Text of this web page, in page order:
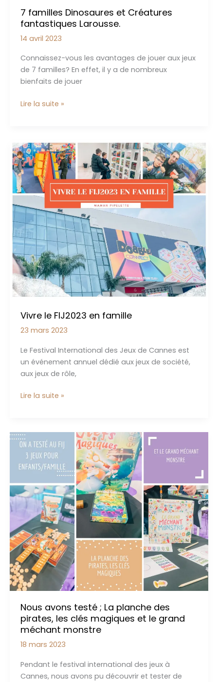
7 familles Dinosaures et Créatures
fantastiques Larousse.
14 avril 2023
Connaissez-vous les avantages de jouer aux jeux
de 7 familles? En effet, il y a de nombreux
bienfaits de jouer
7
Créatures
fantastiques
Larousse.
Lire la suite »
Vivre le FIJ2023 en famille
23 mars 2023
Le Festival International des Jeux de Cannes est
un événement annuel dédié aux jeux de société,
aux jeux de rôle,
Vivre
en
famille
Lire la suite »
Nous avons testé ; La planche des
pirates, les clés magiques et le grand
méchant monstre
18 mars 2023
Pendant le festival international des jeux à
Cannes, nous avons pu découvrir et tester de